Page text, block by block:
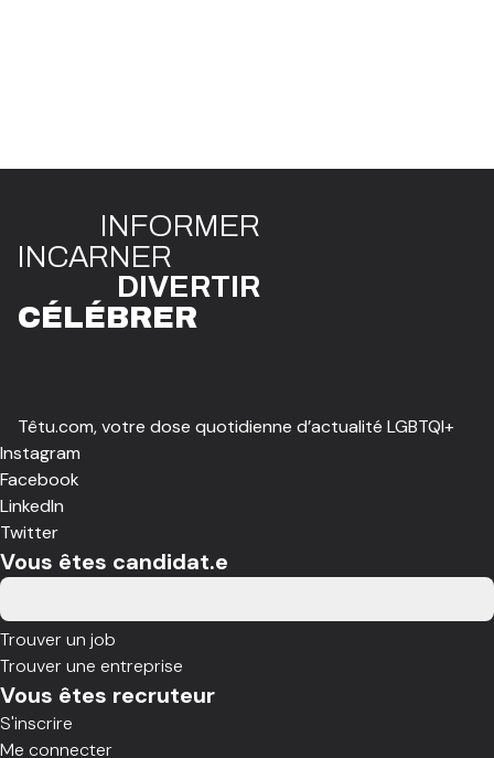
INFORMER
INCARNER
DIVERTIR
CÉLÉBRER
Têtu.com, votre dose quotidienne d’actualité LGBTQI+
Instagram
Facebook
LinkedIn
Twitter
Vous êtes candidat.e
Trouver un job
Trouver une entreprise
Vous êtes recruteur
S'inscrire
Me connecter